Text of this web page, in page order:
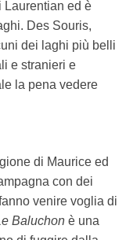
Laurentian ed è
Des Souris,
dei laghi più belli
e stranieri e
la pena vedere
di Maurice ed
con dei
venire voglia di
Baluchon è una